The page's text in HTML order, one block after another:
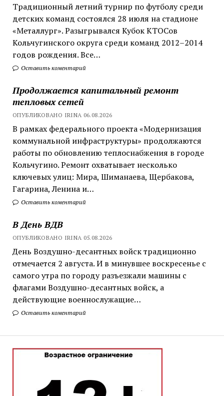
Традиционный летний турнир по футболу среди
детских команд состоялся 28 июля на стадионе
«Металлург». Разыгрывался Кубок КТОСов
Кольчугинского округа среди команд 2012–2014
годов рождения. Все…
Оставить коментарий
Продолжается капитальный ремонт
тепловых сетей
ОПУБЛИКОВАНО IRINA 06.08.2026
В рамках федерального проекта «Модернизация
коммунальной инфраструктуры» продолжаются
работы по обновлению теплоснабжения в городе
Кольчугино. Ремонт охватывает несколько
ключевых улиц: Мира, Шиманаева, Щербакова,
Гагарина, Ленина и…
Оставить коментарий
В День ВДВ
ОПУБЛИКОВАНО IRINA 05.08.2026
День Воздушно-десантных войск традиционно
отмечается 2 августа. И в минувшее воскресенье с
самого утра по городу разъезжали машины с
флагами Воздушно-десантных войск, а
действующие военнослужащие…
Оставить коментарий